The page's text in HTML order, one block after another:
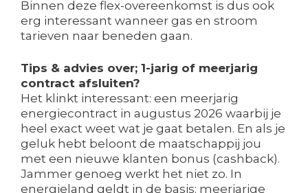
Binnen deze flex-overeenkomst is dus ook
erg interessant wanneer gas en stroom
tarieven naar beneden gaan.
Tips & advies over; 1-jarig of meerjarig
contract afsluiten?
Het klinkt interessant: een meerjarig
energiecontract in augustus 2026 waarbij je
heel exact weet wat je gaat betalen. En als je
geluk hebt beloont de maatschappij jou
met een nieuwe klanten bonus (cashback).
Jammer genoeg werkt het niet zo. In
energieland geldt in de basis: meerjarige